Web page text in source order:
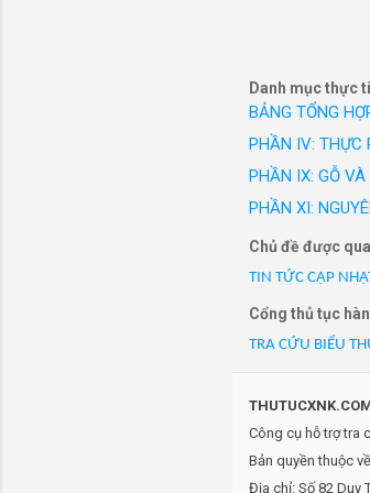
Danh mục thực
BẢNG TỔNG
PHẦN IV: THỰC
PHẦN IX: GỖ
PHẦN XI:
Chủ đề được
TIN TỨC CẬP
Cổng thủ tục
TRA CỨU BIỂU
Công cụ hỗ trợ tra
Bản quyền thuộc
Địa chỉ: Số 82 Duy